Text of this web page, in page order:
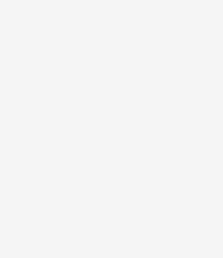
Топпосадовцю Повітряних Сил